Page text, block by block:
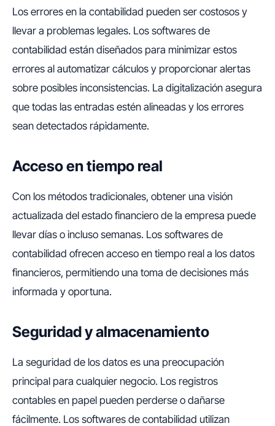
Los errores en la contabilidad pueden ser costosos y
llevar a problemas legales. Los softwares de
contabilidad están diseñados para minimizar estos
errores al automatizar cálculos y proporcionar alertas
sobre posibles inconsistencias. La digitalización asegura
que todas las entradas estén alineadas y los errores
sean detectados rápidamente.
Acceso en tiempo real
Con los métodos tradicionales, obtener una visión
actualizada del estado financiero de la empresa puede
llevar días o incluso semanas. Los softwares de
contabilidad ofrecen acceso en tiempo real a los datos
financieros, permitiendo una toma de decisiones más
informada y oportuna.
Seguridad y almacenamiento
La seguridad de los datos es una preocupación
principal para cualquier negocio. Los registros
contables en papel pueden perderse o dañarse
fácilmente. Los softwares de contabilidad utilizan